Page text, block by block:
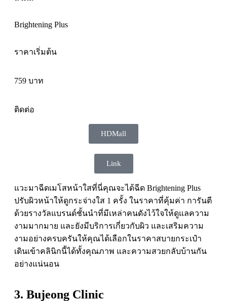
Brightening Plus
ราคาเริ่มต้น
759 บาท
ติดต่อ
HDMall
Link
แวะมาฉีดเมโสหน้าใสที่นี่คุณจะได้ฉีด Brightening Plus
ปรับผิวหน้าให้ดูกระจ่างใส 1 ครั้ง ในราคาที่คุ้มค่า การันตี
ด้วยรางวัลแบรนด์ชั้นนำที่มีเหล่าคนดังไว้ใจให้ดูแลความ
งามมากมาย และยังมีบริการเกี่ยวกับผิว และเสริมความ
งามอย่างครบครันให้คุณได้เลือกในราคาสบายกระเป๋า
เดินเข้าคลินิกนี้ได้ทั้งคุณภาพ และความสวยกลับบ้านกัน
อย่างแน่นอน
3. Bujeong Clinic